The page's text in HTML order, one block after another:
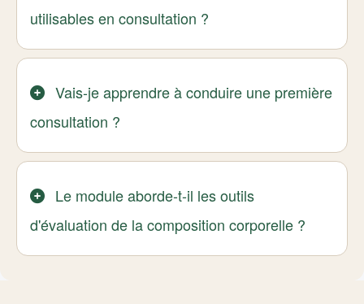
utilisables en consultation ?
Vais-je apprendre à conduire une première
consultation ?
Le module aborde-t-il les outils
d'évaluation de la composition corporelle ?